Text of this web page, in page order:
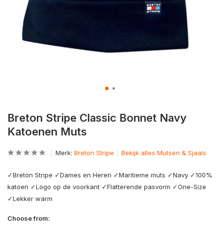
Breton Stripe Classic Bonnet Navy
Katoenen Muts
Merk: Breton Stripe Bekijk alles Mutsen & Sjaals
✓Breton Stripe ✓Dames en Heren ✓Maritieme muts ✓Navy ✓100%
katoen ✓Logo op de voorkant ✓Flatterende pasvorm ✓One-Size
✓Lekker warm
Choose from: